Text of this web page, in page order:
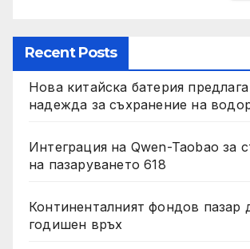
Recent Posts
Нова китайска батерия
надежда за съхранение на
Интеграция на Qwen-Taobao за
на пазаруването 618
Континенталният фондов пазар
годишен връх